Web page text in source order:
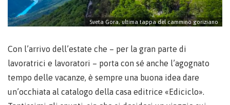
Sveta Gora, ultima tappa del cammino goriziano
Con l’arrivo dell’estate che – per la gran parte di
lavoratrici e lavoratori – porta con sé anche l’agognato
tempo delle vacanze, è sempre una buona idea dare
un’occhiata al catalogo della casa editrice «Ediciclo».